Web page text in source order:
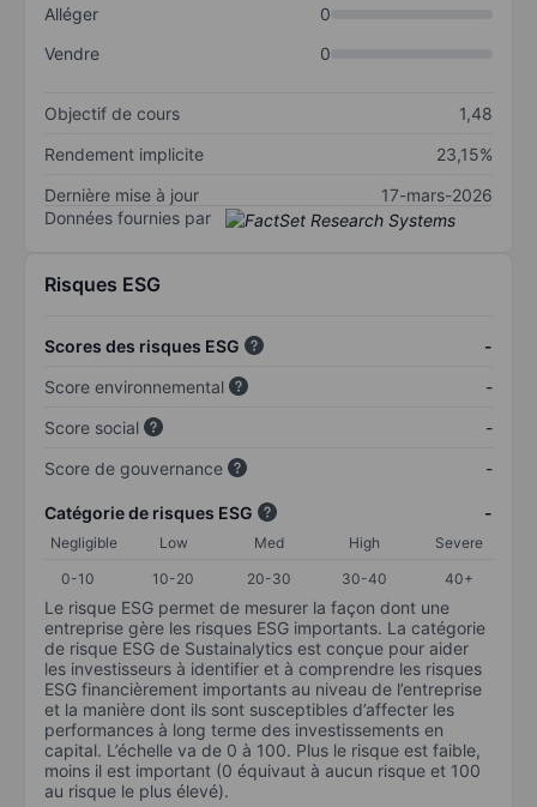
Alléger
0
Vendre
0
Objectif de cours
1,48
Rendement implicite
23,15%
Dernière mise à jour
17-mars-2026
Données fournies par
Risques ESG
Scores des risques ESG
-
Score environnemental
-
Score social
-
Score de gouvernance
-
Catégorie de risques ESG -
Negligible Low Med High
Severe
0-10
10-20 20-30 30-40 40+
Le risque ESG permet de mesurer la façon dont une
entreprise gère les risques ESG importants. La catégorie
de risque ESG de Sustainalytics est conçue pour aider
les investisseurs à identifier et à comprendre les risques
ESG financièrement importants au niveau de l’entreprise
et la manière dont ils sont susceptibles d’affecter les
performances à long terme des investissements en
capital. L’échelle va de 0 à 100. Plus le risque est faible,
moins il est important (0 équivaut à aucun risque et 100
au risque le plus élevé).